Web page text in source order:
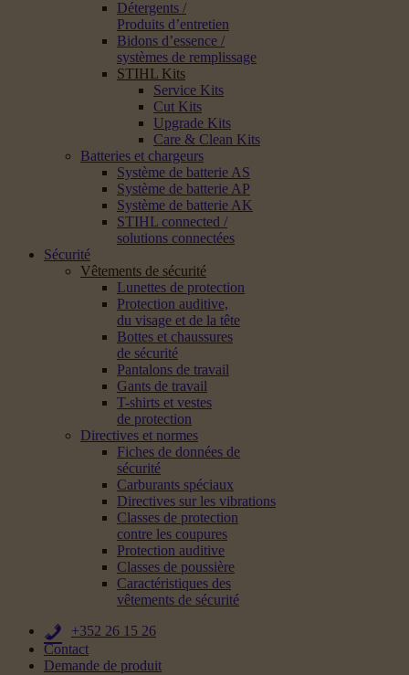
Détergents /
Produits d’entretien
Bidons d’essence /
systèmes de remplissage
STIHL Kits
Service Kits
Cut Kits
Upgrade Kits
Care & Clean Kits
Batteries et chargeurs
Système de batterie AS
Système de batterie AP
Système de batterie AK
STIHL connected /
solutions connectées
Sécurité
Vêtements de sécurité
Lunettes de protection
Protection auditive,
du visage et de la tête
Bottes et chaussures
de sécurité
Pantalons de travail
Gants de travail
T-shirts et vestes
de protection
Directives et normes
Fiches de données de
sécurité
Carburants spéciaux
Directives sur les vibrations
Classes de protection
contre les coupures
Protection auditive
Classes de poussière
Caractéristiques des
vêtements de sécurité
+352 26 15 26
Contact
Demande de produit